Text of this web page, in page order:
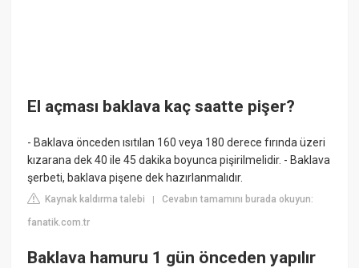
El açması baklava kaç saatte pişer?
- Baklava önceden ısıtılan 160 veya 180 derece fırında üzeri
kızarana dek 40 ile 45 dakika boyunca pişirilmelidir. - Baklava
şerbeti, baklava pişene dek hazırlanmalıdır.
Kaynak kaldırma talebi |Cevabın tamamını burada okuyun:
fanatik.com.tr
Baklava hamuru 1 gün önceden yapılır